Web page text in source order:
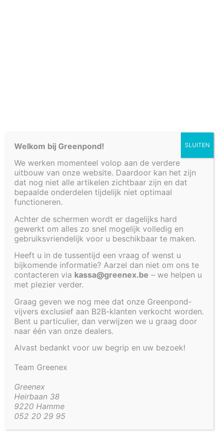
Om de beste ervaringen te bieden, gebruiken wij technologieën zoals
cookies om informatie over je apparaat op te slaan en/of te raadplegen.
Door in te stemmen met deze technologieën kunnen wij gegevens zoals
Fonteinbakken
Plantenfilters met waterval
Vijvers
Decoratieve afwerkingen
Watertafels
Cookiebeleid (EU)
VIJVER 170
X 140 X 80
CM
TEST
LABEL
€1
Welkom bij Greenpond!
We werken momenteel volop aan de verdere
uitbouw van onze website. Daardoor kan het zijn
dat nog niet alle artikelen zichtbaar zijn en dat
bepaalde onderdelen tijdelijk niet optimaal
functioneren.
Achter de schermen wordt er dagelijks hard
gewerkt om alles zo snel mogelijk volledig en
gebruiksvriendelijk voor u beschikbaar te maken.
Heeft u in de tussentijd een vraag of wenst u
bijkomende informatie? Aarzel dan niet om ons te
contacteren via kassa@greenex.be – we helpen u
met plezier verder.
Graag geven we nog mee dat onze Greenpond-
vijvers exclusief aan B2B-klanten verkocht worden.
Bent u particulier, dan verwijzen we u graag door
naar één van onze dealers.
Alvast bedankt voor uw begrip en uw bezoek!
Team Greenex
Greenex
Heirbaan 38
9220 Hamme
052 20 29 95
SLUITEN